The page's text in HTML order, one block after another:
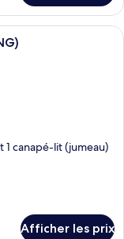
d’hôtel comprenant
1 canapé-lit (jumeau)
Afficher les prix